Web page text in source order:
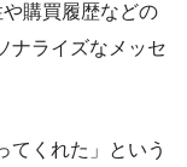
購買履歴などの
ナライズなメッセ
てくれた」という